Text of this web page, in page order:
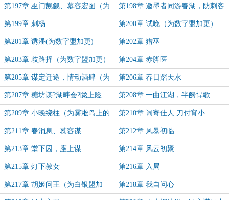
盟加更）
第197章 巫门觊觎、慕容宏图（为
数字盟加更）
第198章 邀墨者同游春湖，防刺客
暗布重围（为数字盟加更）
第199章 刺杨 第200章 试晚（为数字盟加更）
第201章 诱潘(为数字盟加更) 第202章 猎巫
第203章 歧路择（为数字盟加更） 第204章 赤脚医
第205章 谋定迁途，情动酒肆（为
数字盟加更)
第206章 春日踏天水
第207章 糖坊谋?湖畔会?陇上险 第208章 一曲江湖，半阙悍歌
第209章 小晚绕柱（为雾凇岛上的
观书人盟主加更）
第210章 词寄佳人 刀付宵小
第211章 春消息、慕容谋 第212章 风暴初临
第213章 堂下囚，座上谋 第214章 风云初聚
第215章 灯下教女 第216章 入局
第217章 胡姬问王（为白银盟加 第218章 我自问心